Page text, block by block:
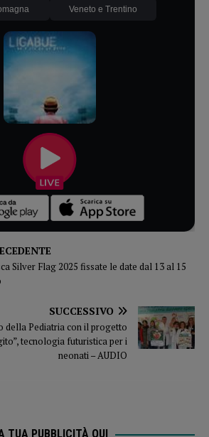
Veneto e Trentino
Silver Flag 2025 fissate le date dal 13 al 15
SUCCESSIVO
della Pediatria con il progetto
tecnologia futuristica per i
neonati – AUDIO
TUA PUBBLICITÀ QUI